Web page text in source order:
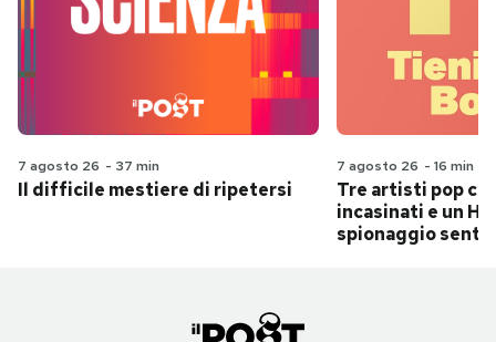
7 agosto 26 - 37 min
Il difficile mestiere di ripetersi
7 agosto 26 - 16 min
Tre artisti pop
incasinati e un
spionaggio